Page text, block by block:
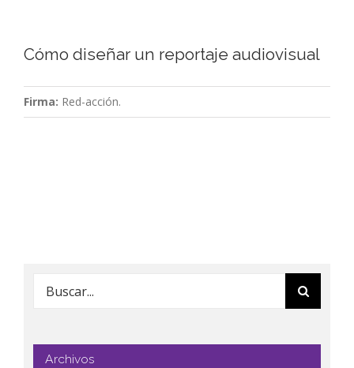
Cómo diseñar un reportaje audiovisual
Firma: Red-acción.
Buscar:
Archivos